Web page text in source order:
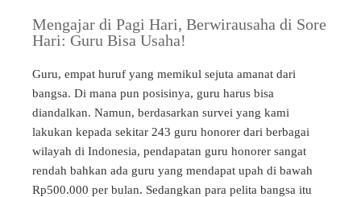
Mengajar di Pagi Hari, Berwirausaha di Sore
Hari: Guru Bisa Usaha!
Guru, empat huruf yang memikul sejuta amanat dari
bangsa. Di mana pun posisinya, guru harus bisa
diandalkan. Namun, berdasarkan survei yang kami
lakukan kepada sekitar 243 guru honorer dari berbagai
wilayah di Indonesia, pendapatan guru honorer sangat
rendah bahkan ada guru yang mendapat upah di bawah
Rp500.000 per bulan. Sedangkan para pelita bangsa itu